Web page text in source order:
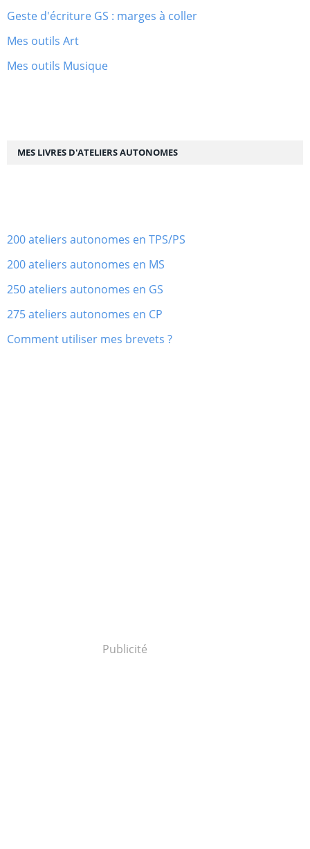
Geste d'écriture GS : marges à coller
Mes outils Art
Mes outils Musique
MES LIVRES D'ATELIERS AUTONOMES
200 ateliers autonomes en TPS/PS
200 ateliers autonomes en MS
250 ateliers autonomes en GS
275 ateliers autonomes en CP
Comment utiliser mes brevets ?
Publicité